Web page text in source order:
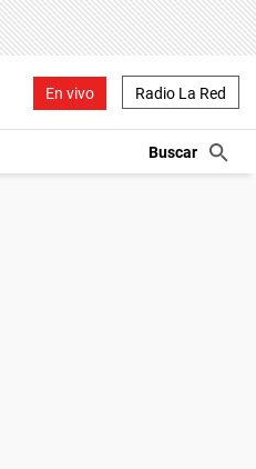
En vivo Radio La Red